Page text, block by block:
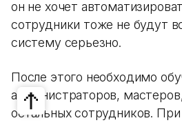
он не хочет
сотрудники тоже не будут
систему серьезно.
После этого необходимо
администраторов,
остальных сотрудников.